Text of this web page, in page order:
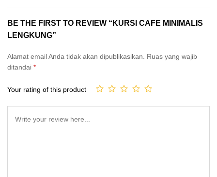
BE THE FIRST TO REVIEW “KURSI CAFE MINIMALIS
LENGKUNG”
Alamat email Anda tidak akan dipublikasikan. Ruas yang wajib
ditandai *
Your rating of this product